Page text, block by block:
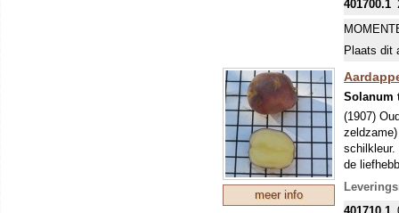
lukt door
silinal. De
ziektes te
401700.1
Plaats dit
meer info
Solanum
(1907)
schilkleur.
de
opbrengst